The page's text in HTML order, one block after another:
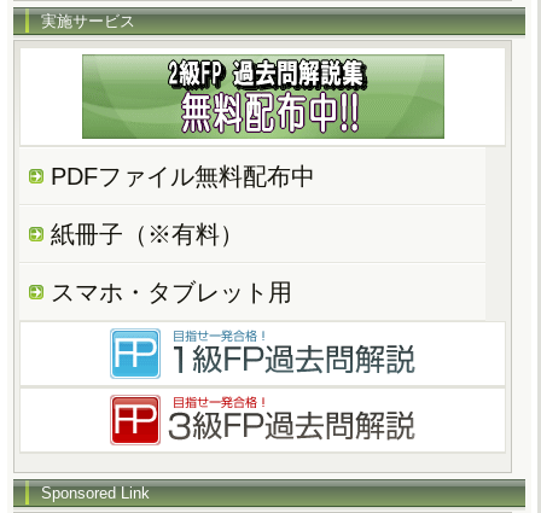
実施サービス
PDFファイル無料配布中
紙冊子（※有料）
スマホ・タブレット用
Sponsored Link